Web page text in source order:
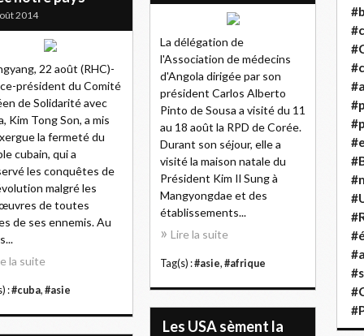
La délégation de
l'Association de médecins
d'Angola dirigée par son
président Carlos Alberto
Pinto de Sousa a visité du 11
au 18 août la RPD de Corée.
Durant son séjour, elle a
visité la maison natale du
Président Kim Il Sung à
Mangyongdae et des
établissements...
Lire la suite
Tag(s) :#asie, #afrique
2014
22 août (RHC)-
président du Comité
de Solidarité avec
Kim Tong Son, a mis
la fermeté du
cubain, qui a
les conquêtes de
malgré les
de toutes
de ses ennemis. Au
la suite
:#cuba, #asie
Les USA sèment la